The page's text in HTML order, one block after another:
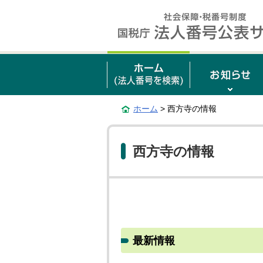
ホーム > 西方寺の情報
西方寺の情報
最新情報